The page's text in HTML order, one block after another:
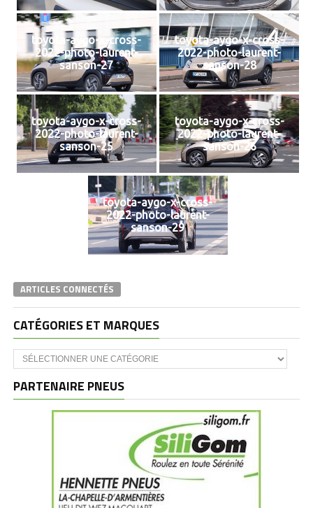
toyota-aygo-x-cross-
2022-photo-laurent-
sanson-27
toyota-aygo-x-cross-
2022-photo-laurent-
sanson-28
toyota-aygo-x-cross-
2022-photo-laurent-
sanson-25
toyota-aygo-x-cross-
2022-photo-laurent-
sanson-26
toyota-aygo-x-cross-
2022-photo-laurent-
sanson-29
ARTICLES CONNECTÉS
CATÉGORIES ET MARQUES
Catégories
et
PARTENAIRE PNEUS